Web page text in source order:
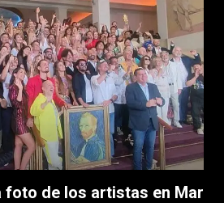
foto de los artistas en Mar